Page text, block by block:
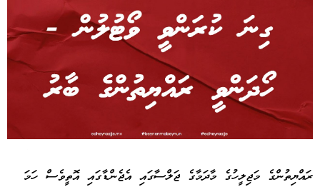
ރައްޔިތުންގެ މަޖިލީހުގެ މާދަމާގެ ޖަލްސާގައި އެޖެންޑާގައި އޮތީވެސް ހަމަ